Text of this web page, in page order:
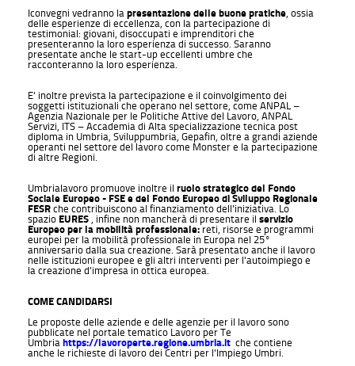
Iconvegni vedranno la presentazione delle buone pratiche , ossia
delle esperienze di eccellenza, con la partecipazione di
testimonial: giovani, disoccupati e imprenditori che
presenteranno la loro esperienza di successo. Saranno
presentate anche le start-up eccellenti umbre che
racconteranno la loro esperienza.
E' inoltre prevista la partecipazione e il coinvolgimento dei
soggetti istituzionali che operano nel settore, come ANPAL –
Agenzia Nazionale per le Politiche Attive del Lavoro, ANPAL
Servizi, ITS – Accademia di Alta specializzazione tecnica post
diploma in Umbria, Sviluppumbria, Gepafin, oltre a grandi aziende
operanti nel settore del lavoro come Monster e la partecipazione
di altre Regioni.
Umbrialavoro promuove inoltre il ruolo strategico del Fondo
Sociale Europeo - FSE e del Fondo Europeo di Sviluppo Regionale
FESR che contribuiscono al finanziamento dell'iniziativa. Lo
spazio EURES , infine non mancherà di presentare il servizio
Europeo per la mobilità professionale:reti, risorse e programmi
europei per la mobilità professionale in Europa nel 25°
anniversario dalla sua creazione. Sarà presentato anche il lavoro
nelle istituzioni europee e gli altri interventi per l'autoimpiego e
la creazione d'impresa in ottica europea.
COME CANDIDARSI
Le proposte delle aziende e delle agenzie per il lavoro sono
pubblicate nel portale tematico Lavoro per Te
Umbria https://lavoroperte.regione.umbria.it che contiene
anche le richieste di lavoro dei Centri per l'Impiego Umbri.